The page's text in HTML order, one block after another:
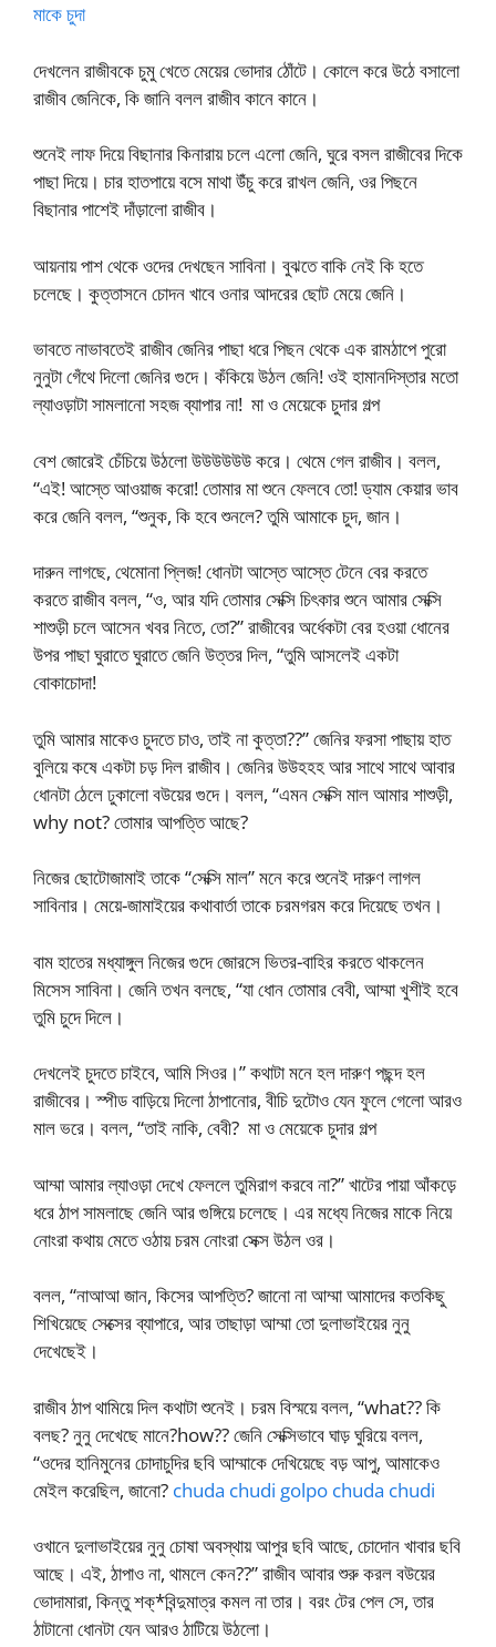
মাকে চুদা
দেখলেন রাজীবকে চুমু খেতে মেয়ের ভোদার ঠোঁটে। কোলে করে উঠে বসালো
রাজীব জেনিকে, কি জানি বলল রাজীব কানে কানে।
শুনেই লাফ দিয়ে বিছানার কিনারায় চলে এলো জেনি, ঘুরে বসল রাজীবের দিকে
পাছা দিয়ে। চার হাতপায়ে বসে মাথা উঁচু করে রাখল জেনি, ওর পিছনে
বিছানার পাশেই দাঁড়ালো রাজীব।
আয়নায় পাশ থেকে ওদের দেখছেন সাবিনা। বুঝতে বাকি নেই কি হতে
চলেছে। কুত্তাসনে চোদন খাবে ওনার আদরের ছোট মেয়ে জেনি।
ভাবতে নাভাবতেই রাজীব জেনির পাছা ধরে পিছন থেকে এক রামঠাপে পুরো
নুনুটা গেঁথে দিলো জেনির গুদে। কঁকিয়ে উঠল জেনি! ওই হামানদিস্তার মতো
ল্যাওড়াটা সামলানো সহজ ব্যাপার না! মা ও মেয়েকে চুদার গল্প
বেশ জোরেই চেঁচিয়ে উঠলো উউউউউউ করে। থেমে গেল রাজীব। বলল,
“এই! আস্তে আওয়াজ করো! তোমার মা শুনে ফেলবে তো! ড্যাম কেয়ার ভাব
করে জেনি বলল, “শুনুক, কি হবে শুনলে? তুমি আমাকে চুদ, জান।
দারুন লাগছে, থেমোনা প্লিজ! ধোনটা আস্তে আস্তে টেনে বের করতে
করতে রাজীব বলল, “ও, আর যদি তোমার সেক্সি চিৎকার শুনে আমার সেক্সি
শাশুড়ী চলে আসেন খবর নিতে, তো?” রাজীবের অর্ধেকটা বের হওয়া ধোনের
উপর পাছা ঘুরাতে ঘুরাতে জেনি উত্তর দিল, “তুমি আসলেই একটা
বোকাচোদা!
তুমি আমার মাকেও চুদতে চাও, তাই না কুত্তা??” জেনির ফরসা পাছায় হাত
বুলিয়ে কষে একটা চড় দিল রাজীব। জেনির উউহহহ আর সাথে সাথে আবার
ধোনটা ঠেলে ঢুকালো বউয়ের গুদে। বলল, “এমন সেক্সি মাল আমার শাশুড়ী,
why not? তোমার আপত্তি আছে?
নিজের ছোটোজামাই তাকে “সেক্সি মাল” মনে করে শুনেই দারুণ লাগল
সাবিনার। মেয়ে-জামাইয়ের কথাবার্তা তাকে চরমগরম করে দিয়েছে তখন।
বাম হাতের মধ্যাঙ্গুল নিজের গুদে জোরসে ভিতর-বাহির করতে থাকলেন
মিসেস সাবিনা। জেনি তখন বলছে, “যা ধোন তোমার বেবী, আম্মা খুশীই হবে
তুমি চুদে দিলে।
দেখলেই চুদতে চাইবে, আমি সিওর।” কথাটা মনে হল দারুণ পছন্দ হল
রাজীবের। স্পীড বাড়িয়ে দিলো ঠাপানোর, বীচি দুটোও যেন ফুলে গেলো আরও
মাল ভরে। বলল, “তাই নাকি, বেবী? মা ও মেয়েকে চুদার গল্প
আম্মা আমার ল্যাওড়া দেখে ফেললে তুমিরাগ করবে না?” খাটের পায়া আঁকড়ে
ধরে ঠাপ সামলাছে জেনি আর গুঙ্গিয়ে চলেছে। এর মধ্যে নিজের মাকে নিয়ে
নোংরা কথায় মেতে ওঠায় চরম নোংরা সেক্স উঠল ওর।
বলল, “নাআআ জান, কিসের আপত্তি? জানো না আম্মা আমাদের কতকিছু
শিখিয়েছে সেক্সের ব্যাপারে, আর তাছাড়া আম্মা তো দুলাভাইয়ের নুনু
দেখেছেই।
রাজীব ঠাপ থামিয়ে দিল কথাটা শুনেই। চরম বিস্ময়ে বলল, “what?? কি
বলছ? নুনু দেখেছে মানে?how?? জেনি সেক্সিভাবে ঘাড় ঘুরিয়ে বলল,
“ওদের হানিমুনের চোদাচুদির ছবি আম্মাকে দেখিয়েছে বড় আপু, আমাকেও
মেইল করেছিল, জানো? chuda chudi golpo chuda chudi
ওখানে দুলাভাইয়ের নুনু চোষা অবস্থায় আপুর ছবি আছে, চোদোন খাবার ছবি
আছে। এই, ঠাপাও না, থামলে কেন??” রাজীব আবার শুরু করল বউয়ের
ভোদামারা, কিন্তু শক্*বিন্দুমাত্র কমল না তার। বরং টের পেল সে, তার
ঠাটানো ধোনটা যেন আরও ঠাটিয়ে উঠলো।